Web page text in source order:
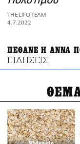
ΑΜΠΑ
PRINT
THE LIFO TEAM
4.7.2022
ΠΕΘΑΝΕ Η ΑΝΝΑ
ΕΙΔΗΣΕΙΣ